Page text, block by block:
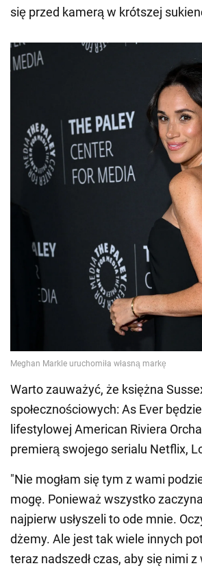
się przed kamerą w krótszej
Warto zauważyć, że księżna
społecznościowych: As Ever
lifestylowej American Riviera
premierą swojego serialu Netflix,
"Nie mogłam się tym z wami
mogę. Ponieważ wszystko
najpierw usłyszeli to ode mnie.
dżemy. Ale jest tak wiele innych
teraz nadszedł czas, aby się nimi